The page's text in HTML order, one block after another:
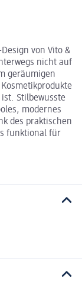
von Vito &
nicht auf
geräumigen
Stilbewusste
modernes
des praktischen
funktional für